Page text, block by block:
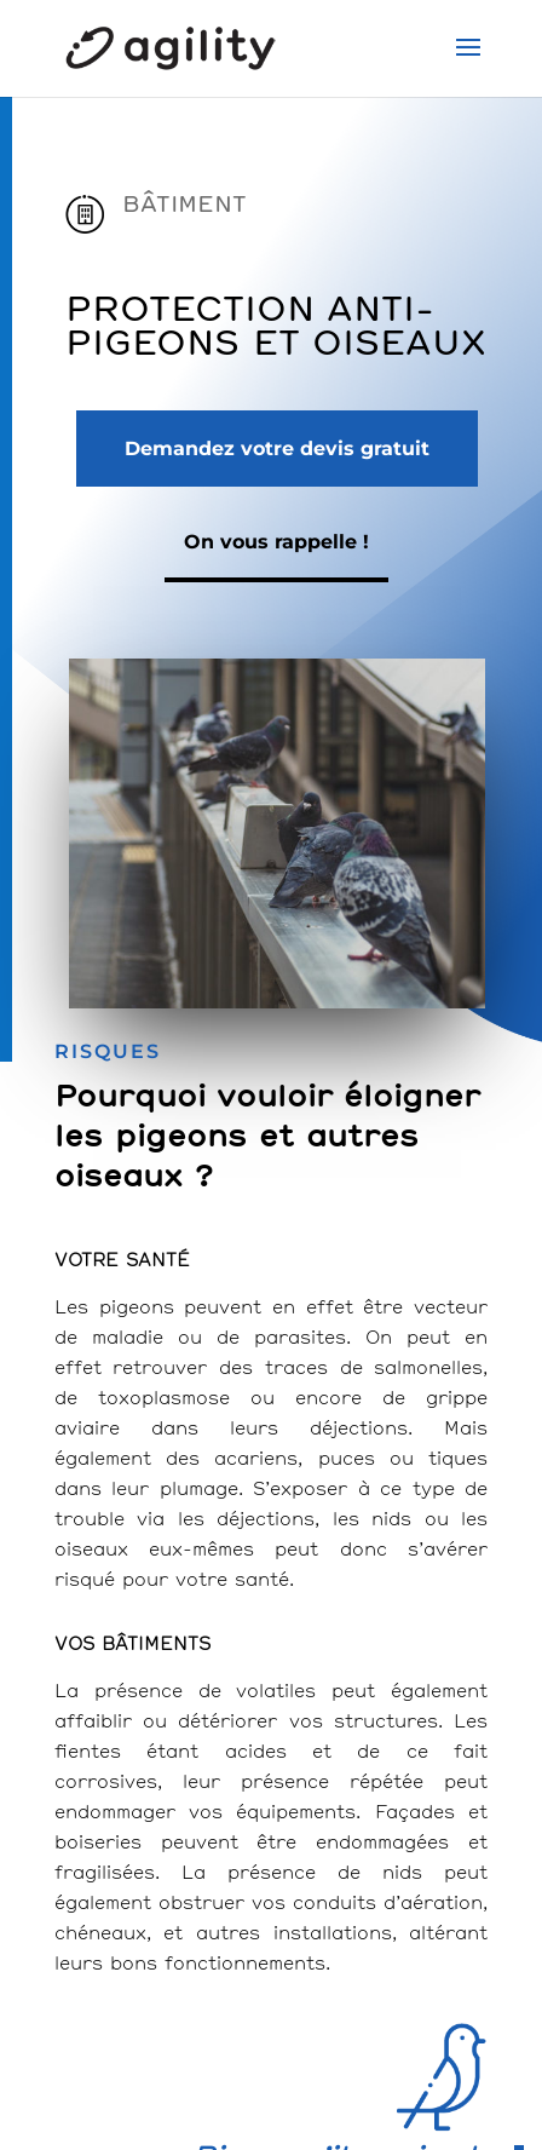
BÂTIMENT
PROTECTION ANTI-
PIGEONS ET OISEAUX
Demandez votre devis gratuit
On vous rappelle !
RISQUES
Pourquoi vouloir éloigner
les pigeons et autres
oiseaux ?
VOTRE SANTÉ
Les pigeons peuvent en effet être vecteur
de maladie ou de parasites. On peut en
effet retrouver des traces de salmonelles,
de toxoplasmose ou encore de grippe
aviaire dans leurs déjections. Mais
également des acariens, puces ou tiques
dans leur plumage. S’exposer à ce type de
trouble via les déjections, les nids ou les
oiseaux eux-mêmes peut donc s’avérer
risqué pour votre santé.
VOS BÂTIMENTS
La présence de volatiles peut également
affaiblir ou détériorer vos structures.
Les
fientes étant acides et de ce fait
corrosives, leur présence répétée peut
endommager vos équipements. Façades et
boiseries peuvent être endommagées et
fragilisées.
La présence de nids peut
également obstruer vos conduits d’aération,
chéneaux, et autres installations, altérant
leurs bons fonctionnements.